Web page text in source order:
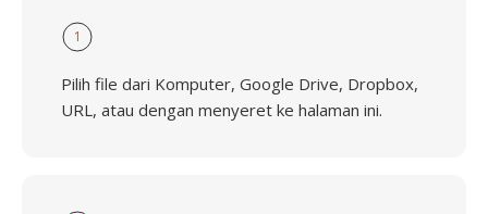
1
Pilih file dari Komputer, Google Drive, Dropbox,
URL, atau dengan menyeret ke halaman ini.